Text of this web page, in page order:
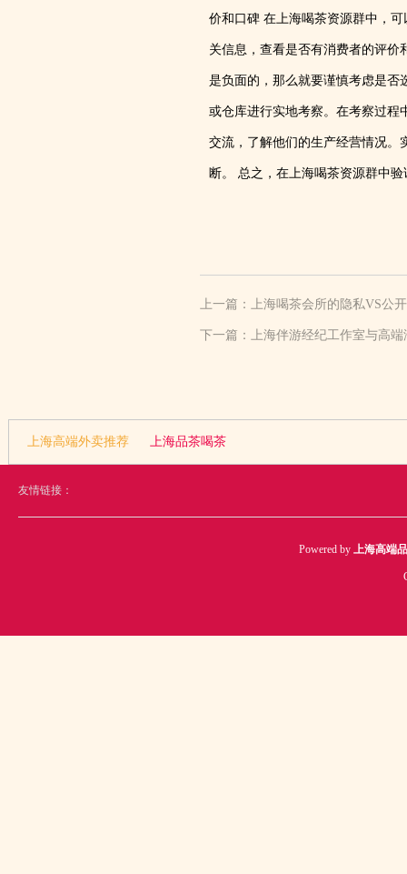
价和口碑 在上海喝茶资源群中，
关信息，查看是否有消费者的评价
是负面的，那么就要谨慎考虑是否
或仓库进行实地考察。在考察过程
交流，了解他们的生产经营情况。
断。 总之，在上海喝茶资源群中
上一篇： 上海喝茶会所的隐私VS公
下一篇： 上海伴游经纪工作室与高
上海高端外卖推荐 上海品茶喝茶
友情链接：
Powered by 上海高端